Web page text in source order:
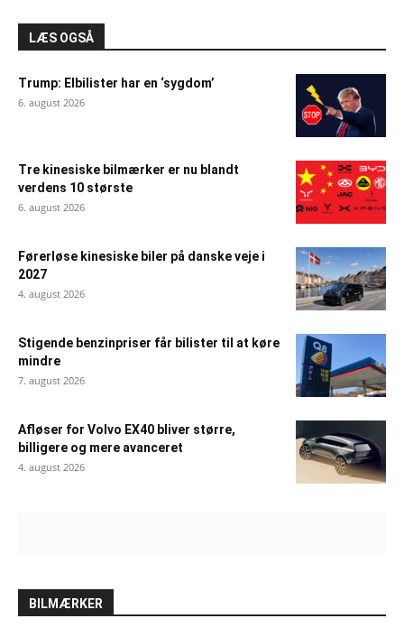
LÆS OGSÅ
Trump: Elbilister har en ‘sygdom’
6. august 2026
Tre kinesiske bilmærker er nu blandt
verdens 10 største
6. august 2026
Førerløse kinesiske biler på danske veje i
2027
4. august 2026
Stigende benzinpriser får bilister til at køre
mindre
7. august 2026
Afløser for Volvo EX40 bliver større,
billigere og mere avanceret
4. august 2026
BILMÆRKER